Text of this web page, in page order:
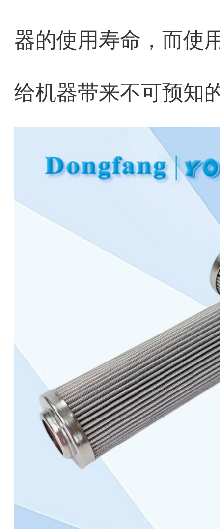
器的使用寿命，而使
给机器带来不可预知